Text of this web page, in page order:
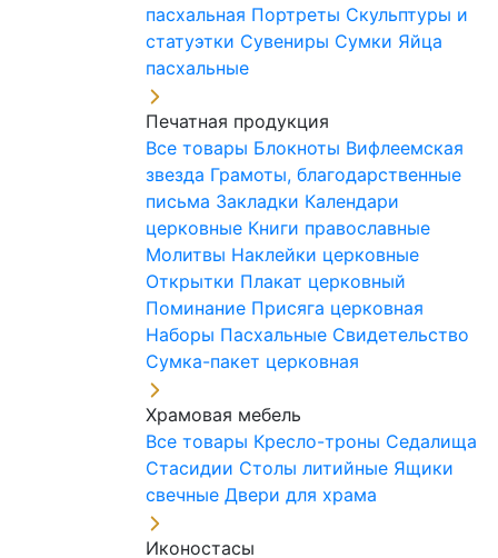
пасхальная Портреты Скульптуры и
статуэтки Сувениры Сумки Яйца
пасхальные
Печатная продукция
Все товары Блокноты Вифлеемская
звезда Грамоты, благодарственные
письма Закладки Календари
церковные Книги православные
Молитвы Наклейки церковные
Открытки Плакат церковный
Поминание Присяга церковная
Наборы Пасхальные Свидетельство
Сумка-пакет церковная
Храмовая мебель
Все товары Кресло-троны Седалища
Стасидии Столы литийные Ящики
свечные Двери для храма
Иконостасы